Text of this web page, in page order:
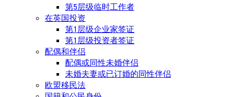
第5层级临时工作者
在英国投资
第1层级企业家签证
第1层级投资者签证
配偶和伴侣
配偶或同性未婚伴侣
未婚夫妻或已订婚的同性伴侣
欧盟移民法